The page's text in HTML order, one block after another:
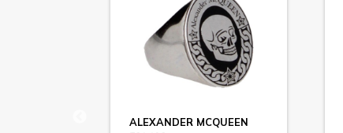
ALEXANDER MCQUEEN